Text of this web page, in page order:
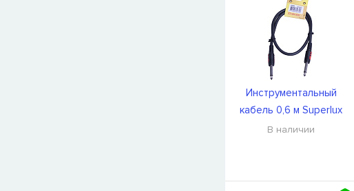
Инструментальный
кабель 0,6 м Superlux
CFI0.6PP
В наличии